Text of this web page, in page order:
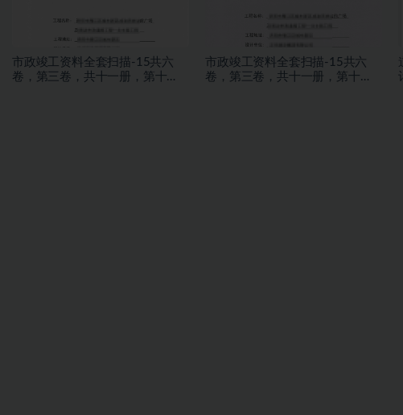
市政竣工资料全套扫描-15共六
卷，第三卷，共十一册，第十
市政竣工资料全套扫描-15共六
卷，第三卷，共十一册，第十